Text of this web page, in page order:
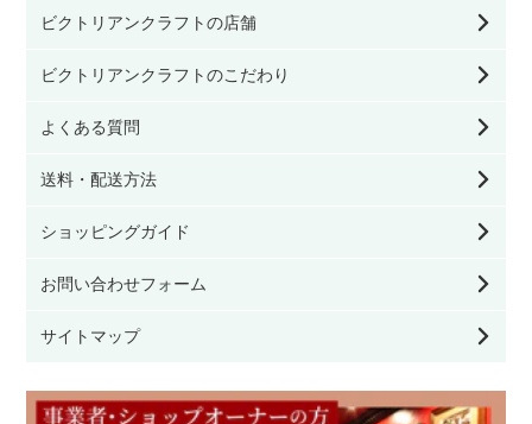
オブジェ／キャンドルスタンド
クッション／寝具
看板／サインプレート
その他雑貨
モリスの照明
モリスの壁紙
ビクトリアンクラフトの店舗
ビクトリアンクラフトのこだわり
よくある質問
送料・配送方法
ショッピングガイド
お問い合わせフォーム
サイトマップ